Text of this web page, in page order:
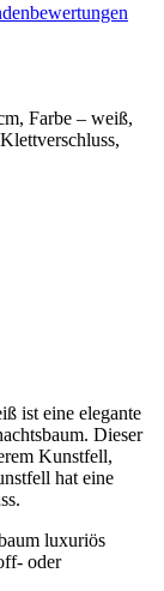
Farbe – weiß,
ist eine elegante
Dieser
Kunstfell,
hat eine
luxuriös
oder